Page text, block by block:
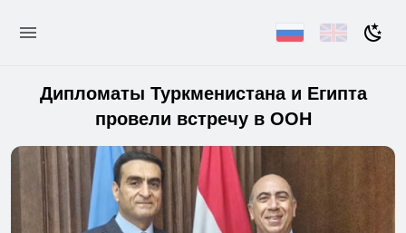
Дипломаты Туркменистана и Египта
провели встречу в ООН